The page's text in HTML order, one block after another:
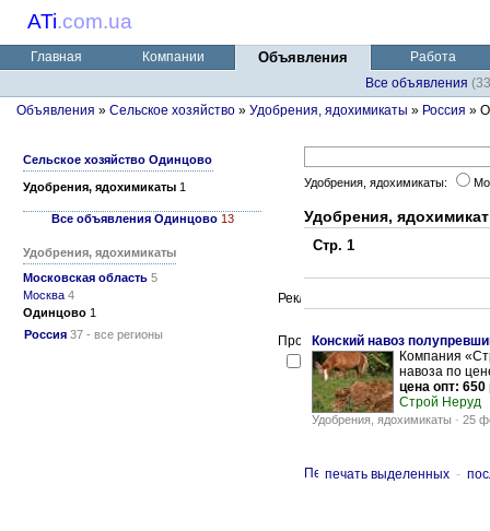
ATi.com.ua
Главная Компании Объявления
Работа
Все объявления
Объявления » Сельское хозяйство » Удобрения, ядохимикаты » Россия »
Сельское хозяйство Одинцово
Удобрения, ядохимикаты 1
Все объявления Одинцово 13
Удобрения, ядохимикаты
Московская область 5
Москва 4
Одинцово 1
Россия 37 - все регионы
Удобрения, ядохимикаты:
Удобрения,
Стр. 1
Конский навоз
Компания
навоза по
цена опт: 650
Строй Неруд
Удобрения, ядохимикаты - 25
печать выделенных -